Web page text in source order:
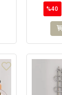
%40